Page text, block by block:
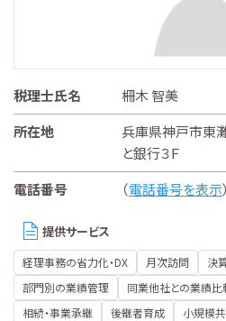
税理士氏名
柵木 智美
所在地
兵庫県神戸市東
と銀行３Ｆ
電話番号
（電話番号を表示）
提供サービス
経理事務の省力化・DX 月次訪問 決
部門別の業績管理
同業他社との業績比
相続・事業承継
後継者育成 小規模